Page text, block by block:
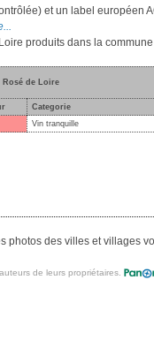
et un label européen
produits dans la
de Loire
Categorie
Vin tranquille
photos des villes et villages
de leurs propriétaires.